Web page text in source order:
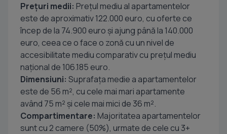
Prețuri medii: Prețul mediu al apartamentelor
este de aproximativ 122.000 euro, cu oferte ce
încep de la 74.900 euro și ajung până la 140.000
euro, ceea ce o face o zonă cu un nivel de
accesibilitate mediu comparativ cu prețul mediu
național de 106.185 euro.
Dimensiuni: Suprafața medie a apartamentelor
este de 56 m², cu cele mai mari apartamente
având 75 m² și cele mai mici de 36 m².
Compartimentare: Majoritatea apartamentelor
sunt cu 2 camere (50%), urmate de cele cu 3+